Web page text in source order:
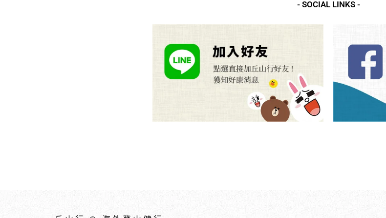
- SOCIAL LINKS -